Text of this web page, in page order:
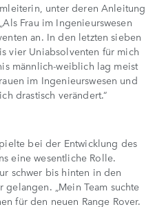
unter deren Anleitung
Frau im Ingenieurswesen
an. In den letzten sieben
vier Uniabsolventen für mich
männlich-weiblich lag meist
im Ingenieurswesen und
drastisch verändert.“
bei der Entwicklung des
eine wesentliche Rolle.
schwer bis hinten in den
gelangen. „Mein Team suchte
für den neuen Range Rover.